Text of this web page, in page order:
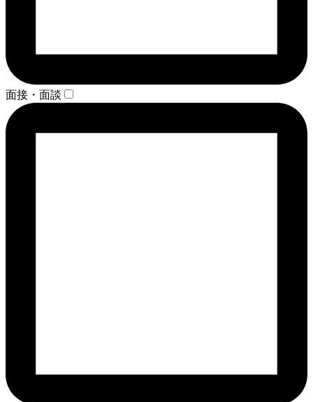
面接・面談